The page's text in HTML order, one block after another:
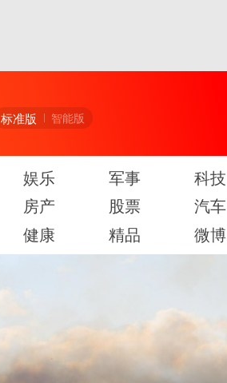
标准版 智能版
娱乐 军事 科技
房产 股票 汽车
健康 精品 微博